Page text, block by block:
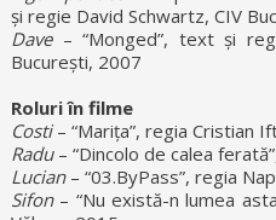
și regie David Schwartz, CIV
Dave– “Monged”, text și
București, 2007
Roluri în filme
Costi– “Marița”, regia Cristian
Radu– “Dincolo de calea
Lucian– “03.ByPass”, regia
Sifon– “Nu există-n lumea